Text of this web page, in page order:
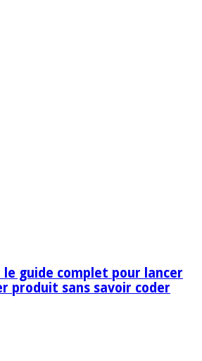
le guide complet pour lancer
produit sans savoir coder